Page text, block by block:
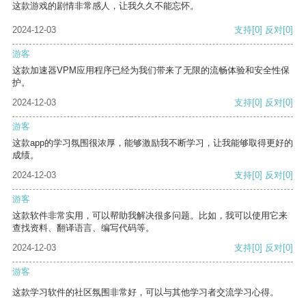
这款游戏的剧情非常感人，让我久久不能忘怀。
2024-12-03 支持[0] 反对[0]
游客
这款加速器VPM应用程序已经为我们带来了无限的流畅体验和安全性保
护。
2024-12-03
支持[0] 反对[0]
游客
这款app的学习氛围很浓厚，能够激励我不断学习，让我能够取得更好的
成绩。
2024-12-03
支持[0] 反对[0]
游客
这款软件非常实用，可以帮助我解决很多问题。比如，我可以使用它来
查找资料、翻译语言、编写代码等。
2024-12-03
支持[0] 反对[0]
游客
这款学习软件的社区氛围非常好，可以与其他学习者交流学习心得。